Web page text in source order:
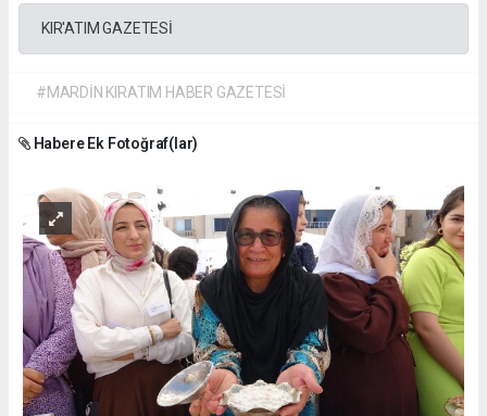
KIR'ATIM GAZETESİ
#MARDİN KIRATIM HABER GAZETESİ
Habere Ek Fotoğraf(lar)